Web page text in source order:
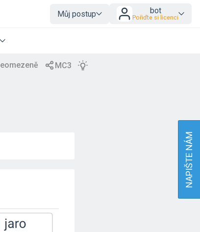
Můj postup bot
Pořiďte si licenci
NAPIŠTE NÁM